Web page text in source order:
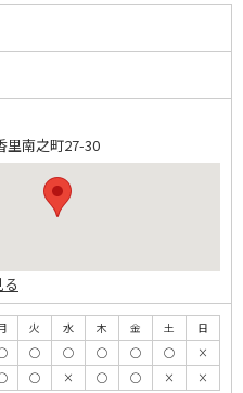
里南之町27-30
火 水 木 金 土
日
◯ ◯ ◯ ◯ ◯
×
◯ × ◯ ◯ × ×